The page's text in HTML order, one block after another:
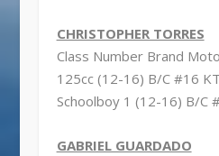
CHRISTOPHER TORRES
Class Number Brand
125cc (12-16) B/C #16
Schoolboy 1 (12-16) B/C
GABRIEL GUARDADO